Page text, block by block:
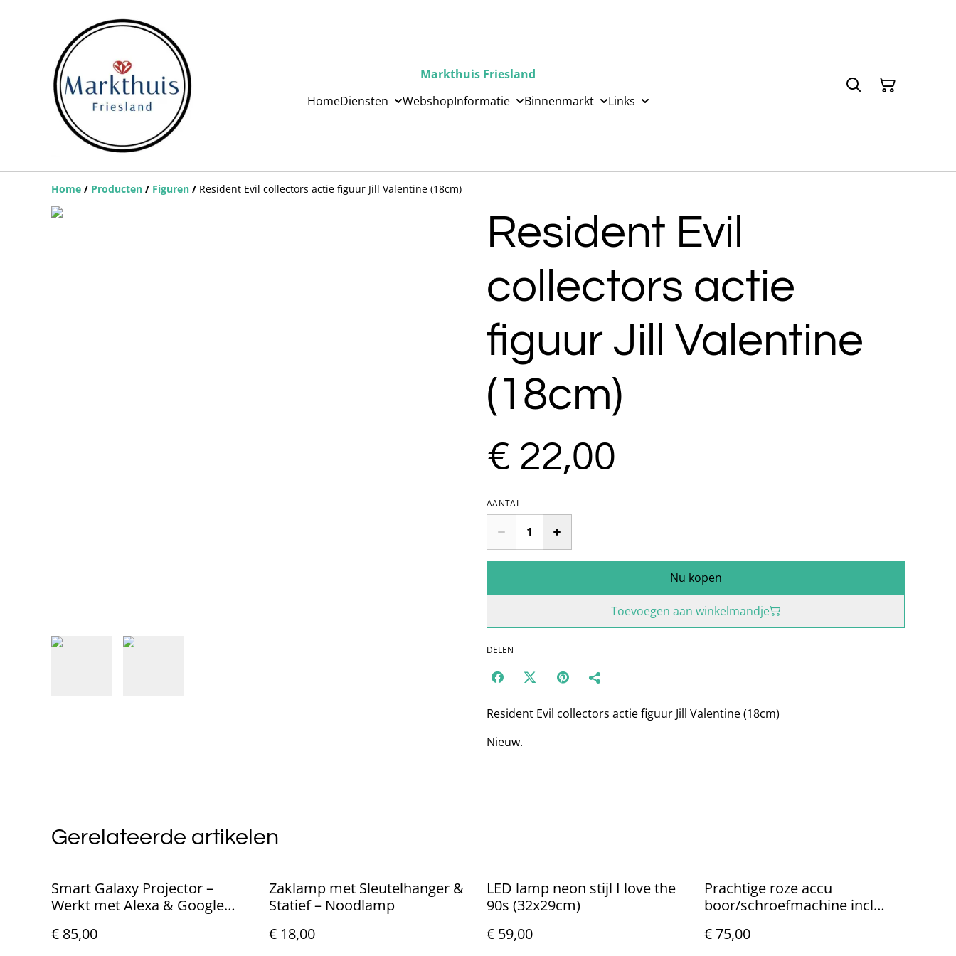
Markthuis Friesland
HomeDiensten WebshopInformatie Binnenmarkt Links
Home / Producten / Figuren / Resident Evil collectors actie figuur Jill Valentine (18cm)
Resident Evil
collectors actie
figuur Jill Valentine
(18cm)
€ 22,00
AANTAL
Nu kopen
Toevoegen aan winkelmandje
DELEN
Resident Evil collectors actie figuur Jill Valentine (18cm)
Nieuw.
Gerelateerde artikelen
Smart Galaxy Projector –
Werkt met Alexa & Google
€ 85,00
Zaklamp met Sleutelhanger &
Statief – Noodlamp
€ 18,00
LED lamp neon stijl I love the
90s (32x29cm)
€ 59,00
Prachtige roze accu
boor/schroefmachine incl
€ 75,00